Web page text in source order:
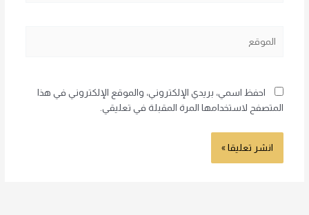
احفظ اسمي، بريدي الإلكتروني، والموقع الإلكتروني في هذا
المتصفح لاستخدامها المرة المقبلة في تعليقي.